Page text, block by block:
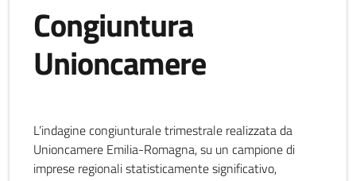
Congiuntura
Unioncamere
L’indagine congiunturale trimestrale realizzata da
Unioncamere Emilia-Romagna, su un campione di
imprese regionali statisticamente significativo,